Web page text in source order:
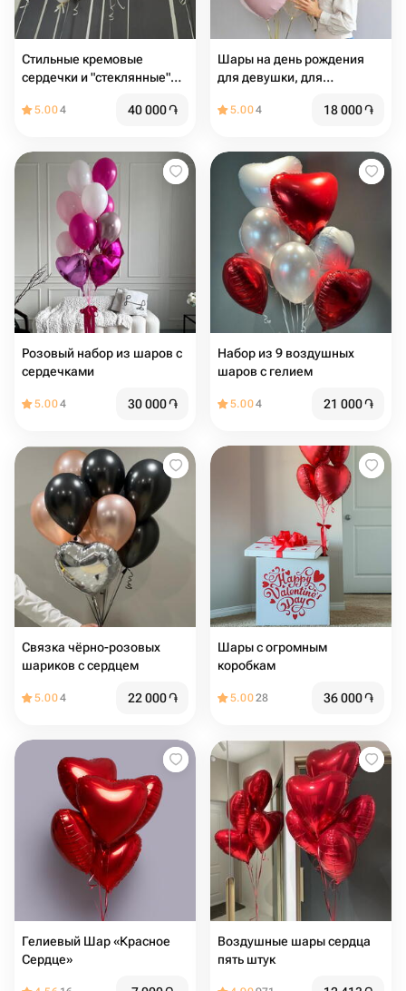
Стильные кремовые
сердечки и "стеклянные"
потолок
5.004 40 000֏
Шары на день рождения
для девушки, для
5.004 18 000֏
Розовый набор из шаров с
сердечками
5.004 30 000֏
Набор из 9 воздушных
шаров с гелием
5.004 21 000֏
Связка чёрно-розовых
шариков с сердцем
5.004 22 000֏
Шары с огромным
коробкам
5.0028 36 000֏
Гелиевый Шар «Красное
Сердце»
Воздушные шары сердца
пять штук